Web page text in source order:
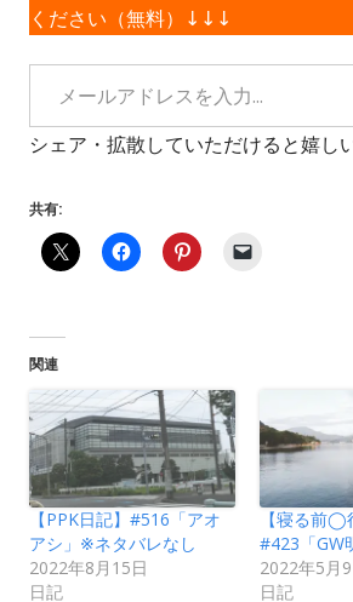
ください（無料）↓↓↓
メールアドレスを入力...
シェア・拡散していただけると嬉し
共有:
関連
【PPK日記】#516「アオ
アシ」※ネタバレなし
2022年8月15日
日記
【寝る前◯
#423「GW
2022年5月
日記